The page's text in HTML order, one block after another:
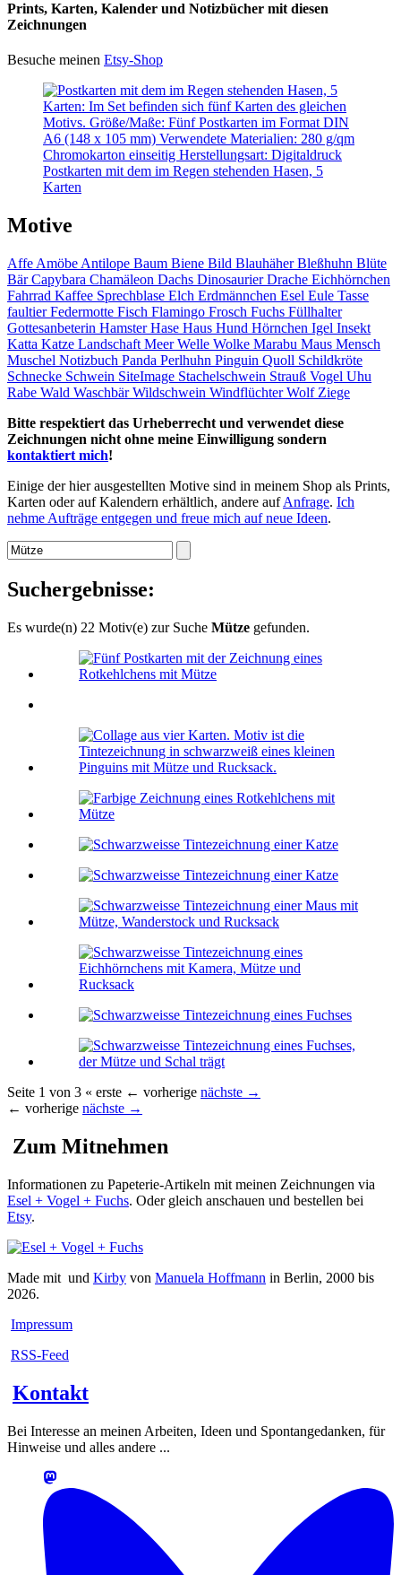
Prints, Karten, Kalender und Notizbücher mit diesen
Zeichnungen
Besuche meinen Etsy-Shop
Postkarten mit dem im Regen stehenden Hasen, 5
Karten
Motive
Affe Amöbe Antilope Baum Biene Bild BlauhäherBleßhuhn Blüte
BärCapybara Chamäleon Dachs DinosaurierDrache Eichhörnchen
Fahrrad Kaffee Sprechblase Elch Erdmännchen Esel Eule Tasse
faultierFedermotte Fisch Flamingo Frosch Fuchs Füllhalter
Gottesanbeterin HamsterHase Haus Hund Hörnchen Igel Insekt
Katta Katze Landschaft MeerWelle Wolke Marabu Maus Mensch
Muschel Notizbuch Panda Perlhuhn Pinguin Quoll Schildkröte
Schnecke Schwein SiteImage Stachelschwein Strauß Vogel Uhu
Rabe Wald WaschbärWildschwein WindflüchterWolf Ziege
Bitte respektiert das Urheberrecht und verwendet diese
Zeichnungen nicht ohne meine Einwilligung sondern
kontaktiert mich!
Einige der hier ausgestellten Motive sind in meinem Shop als Prints,
Karten oder auf Kalendern erhältlich, andere aufAnfrage. Ich
nehme Aufträge entgegen und freue mich auf neue Ideen.
Suchergebnisse:
Es wurde(n) 22 Motiv(e) zur Suche Mütze gefunden.
Seite 1 von 3 « erste ← vorherige nächste →
← vorherige nächste →
Zum Mitnehmen
Informationen zu Papeterie-Artikeln mit meinen Zeichnungen via
Esel + Vogel + Fuchs. Oder gleich anschauen und bestellen bei
Etsy.
Made mit und Kirby von Manuela Hoffmann in Berlin, 2000 bis
2026.
Impressum
RSS-Feed
Kontakt
Bei Interesse an meinen Arbeiten, Ideen und Spontangedanken, für
Hinweise und alles andere ...